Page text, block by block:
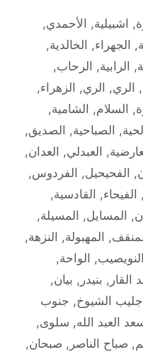
, اشبيلية, الأحمدي,
, الجهراء, الخالدية,
, الرابية, الرحاب,
, الري, الري, الزهراء,
, السلام, الشامية,
, الصباحية, الصديق,
, العبدلي, العدان,
, الفحيحيل, الفردوس,
, الفيحاء, القادسية,
, المسايل, المسيلة,
, المهبولة, النزهة,
النويصيب, الواحة,
القار , بنيدر , بيان,
جليب الشيوخ, جنوب
العبد الله, سلوى,
, صباح الناصر , صبحان,